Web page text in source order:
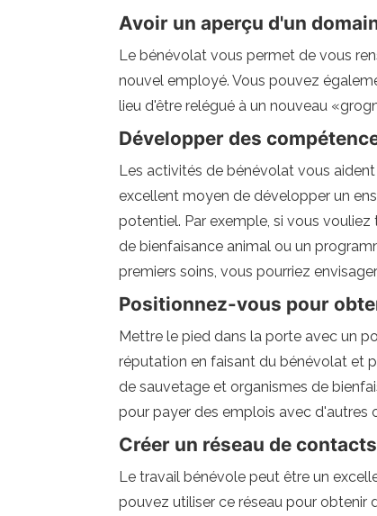
Avoir un aperçu d'un
Le bénévolat vous permet de vous
nouvel employé. Vous pouvez
lieu d'être relégué à un nouveau
Développer des
Les activités de bénévolat vous
excellent moyen de développer un
potentiel. Par exemple, si vous
de bienfaisance animal ou un
premiers soins, vous pourriez
Positionnez-vous pour
Mettre le pied dans la porte avec un
réputation en faisant du bénévolat et
de sauvetage et organismes de
pour payer des emplois avec d'autres
Créer un réseau de
Le travail bénévole peut être un
pouvez utiliser ce réseau pour obtenir